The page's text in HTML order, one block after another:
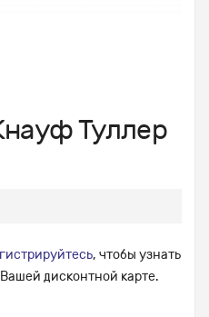
Туллер
, чтобы узнать
дисконтной карте.